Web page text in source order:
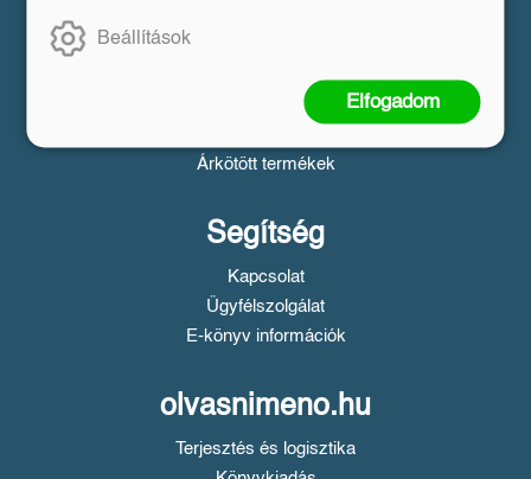
Tájékoztató a Simple fizetésről
Adatvédelem
Árkötött termékek
Segítség
Kapcsolat
Ügyfélszolgálat
E-könyv információk
olvasnimeno.hu
Terjesztés és logisztika
Beállítások
Elfogadom